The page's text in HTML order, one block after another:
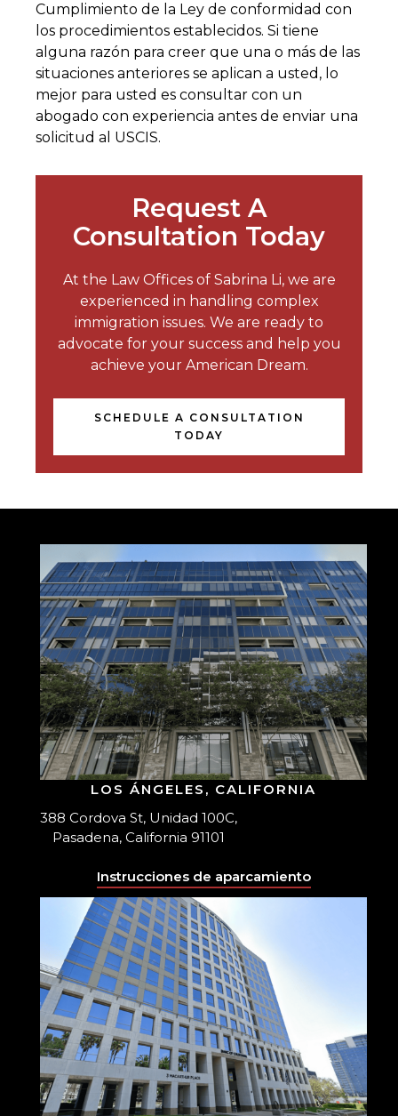
Cumplimiento de la Ley de conformidad con
los procedimientos establecidos. Si tiene
alguna razón para creer que una o más de las
situaciones anteriores se aplican a usted, lo
mejor para usted es consultar con un
abogado con experiencia antes de enviar una
solicitud al USCIS.
Request A
Consultation Today
At the Law Offices of Sabrina Li, we are
experienced in handling complex
immigration issues. We are ready to
advocate for your success and help you
achieve your American Dream.
SCHEDULE A CONSULTATION
TODAY
LOS ÁNGELES, CALIFORNIA
388 Cordova St, Unidad 100C,
Pasadena, California 91101
Instrucciones de aparcamiento